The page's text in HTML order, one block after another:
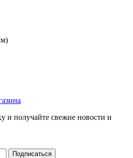
и получайте свежие новости и